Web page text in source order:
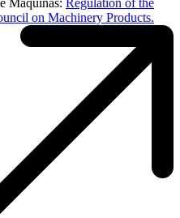
Máquinas: Regulation of the
on Machinery Products.